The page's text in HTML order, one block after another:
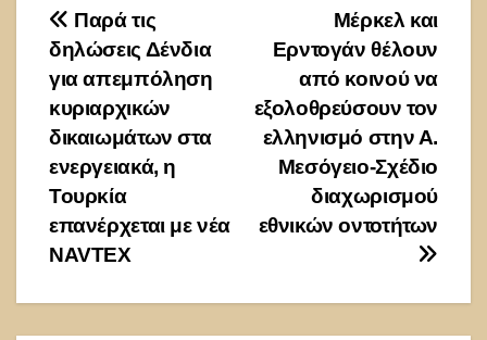
Πλοήγηση
άρθρων
Μέρκελ και
Ερντογάν θέλουν
από κοινού να
εξολοθρεύσουν τον
ελληνισμό στην Α.
Μεσόγειο-Σχέδιο
διαχωρισμού
εθνικών οντοτήτων
Παρά τις
δηλώσεις Δένδια
για απεμπόληση
κυριαρχικών
δικαιωμάτων στα
ενεργειακά, η
Τουρκία
επανέρχεται με νέα
NAVTEX